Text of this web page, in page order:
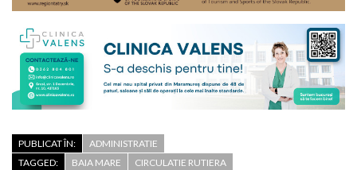
PUBLICAT ÎN:
ADMINISTRATIE
TAGGED:
BAIA MARE
CIRCULATIE RUTIERA